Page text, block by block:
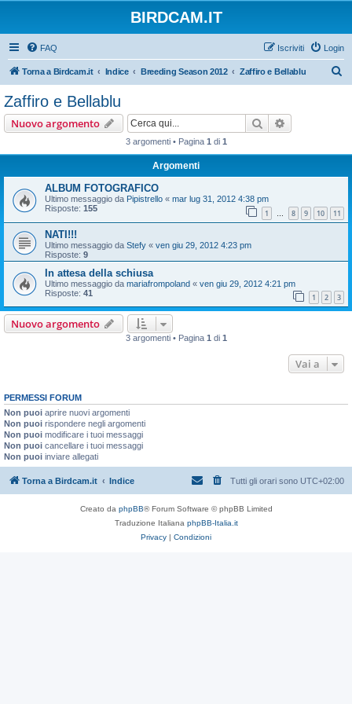
BIRDCAM.IT
FAQ Login
Iscriviti
Torna a Birdcam.it Indice Breeding Season 2012 Zaffiro e Bellablu
Zaffiro e Bellablu
Nuovo argomento Cerca
3 argomenti • Pagina 1 di 1
Argomenti
ALBUM FOTOGRAFICO
Ultimo messaggio da Pipistrello « mar lug 31, 2012 4:38 pm
Risposte: 155 1 … 8 9 10 11
NATI!!!
Ultimo messaggio da Stefy « ven giu 29, 2012 4:23 pm
Risposte: 9
In attesa della schiusa
Ultimo messaggio da mariafrompoland « ven giu 29, 2012 4:21 pm
Risposte: 41 1 2 3
Nuovo argomento
3 argomenti • Pagina 1 di 1
Vai a
PERMESSI FORUM
Non puoi aprire nuovi argomenti
Non puoi rispondere negli argomenti
Non puoi modificare i tuoi messaggi
Non puoi cancellare i tuoi messaggi
Non puoi inviare allegati
Torna a Birdcam.it Indice Tutti gli orari sono UTC+02:00
Creato da phpBB® Forum Software © phpBB Limited
Traduzione Italiana phpBB-Italia.it
Privacy | Condizioni